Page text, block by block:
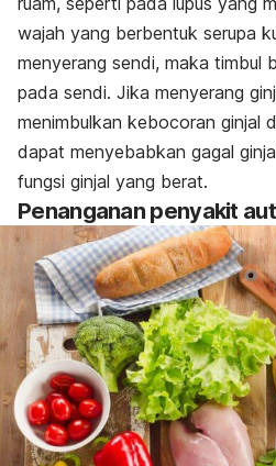
wajah yang berbentuk serupa
menyerang sendi, maka timbul
pada sendi. Jika menyerang
menimbulkan kebocoran ginjal
dapat menyebabkan gagal
fungsi ginjal yang berat.
Penanganan penyakit